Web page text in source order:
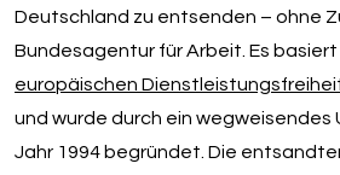
Deutschland zu entsenden – ohne
Bundesagentur für Arbeit. Es
europäischen
und wurde durch ein wegweisendes
Jahr 1994 begründet. Die